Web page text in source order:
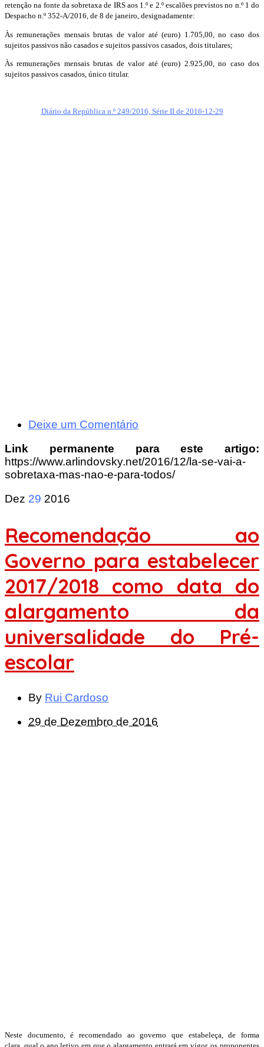
retenção na fonte da sobretaxa de IRS aos 1.º e 2.º escalões previstos no n.º 1 do
Despacho n.º 352-A/2016, de 8 de janeiro, designadamente:
Às remunerações mensais brutas de valor até (euro) 1.705,00, no caso dos
sujeitos passivos não casados e sujeitos passivos casados, dois titulares;
Às remunerações mensais brutas de valor até (euro) 2.925,00, no caso dos
sujeitos passivos casados, único titular.
Diário da República n.º 249/2016, Série II de 2016-12-29
Deixe um Comentário
Link permanente para este artigo:
https://www.arlindovsky.net/2016/12/la-se-vai-a-
sobretaxa-mas-nao-e-para-todos/
Dez 29 2016
Recomendação ao
Governo para estabelecer
2017/2018 como data do
alargamento da
universalidade do Pré-
escolar
By Rui Cardoso
29 de Dezembro de 2016
Neste documento, é recomendado ao governo que estabeleça, de forma